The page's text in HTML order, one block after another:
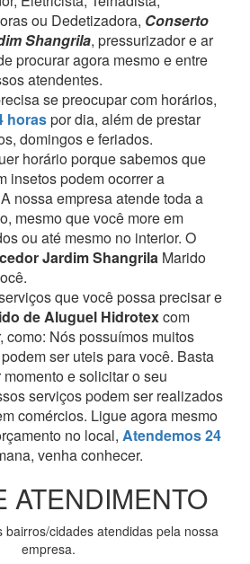
ou Dedetizadora, Conserto
Shangrila, pressurizador e ar
procurar agora mesmo e entre
atendentes.
se preocupar com horários,
horaspor dia, além de prestar
domingos e feriados.
horário porque sabemos que
insetos podem ocorrer a
A nossa empresa atende toda a
mesmo que você more em
ou até mesmo no interior. O
Jardim Shangrila Marido
que você possa precisar e
de Aluguel Hidrotexcom
como: Nós possuímos muitos
ser uteis para você. Basta
e solicitar o seu
serviços podem ser realizados
comércios. Ligue agora mesmo
no local, Atendemos 24
venha conhecer.
ATENDIMENTO
bairros/cidades atendidas pela nossa
empresa.